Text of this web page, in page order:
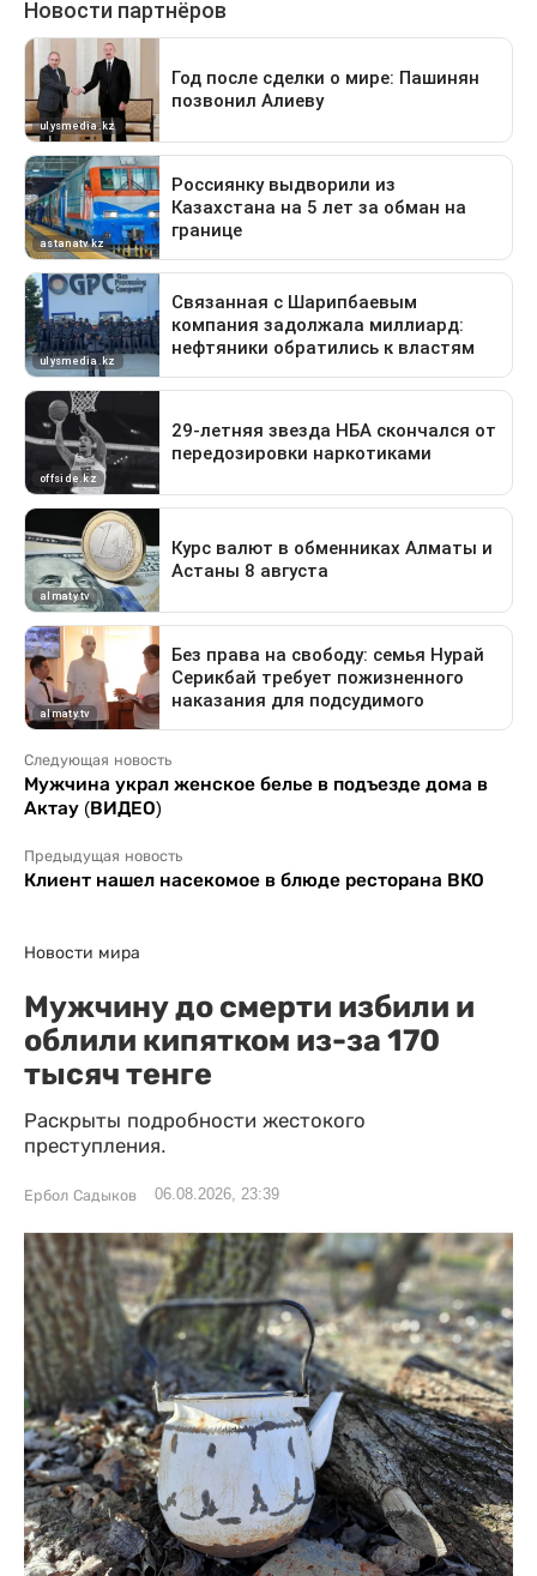
Следующая новость
Мужчина украл женское белье в подъезде дома в
Актау (ВИДЕО)
Предыдущая новость
Клиент нашел насекомое в блюде ресторана ВКО
Новости мира
Мужчину до смерти избили и
облили кипятком из-за 170
тысяч тенге
Раскрыты подробности жестокого
преступления.
Ербол Садыков 06.08.2026, 23:39